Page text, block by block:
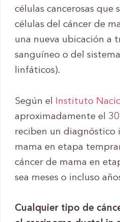
células cancerosas que
células del cáncer de
una nueva ubicación a
sanguíneo o del
linfáticos).
Según el
Instituto
aproximadamente el
reciben un diagnóstico
mama en etapa
cáncer de mama en
sea meses o incluso
Cualquier tipo de